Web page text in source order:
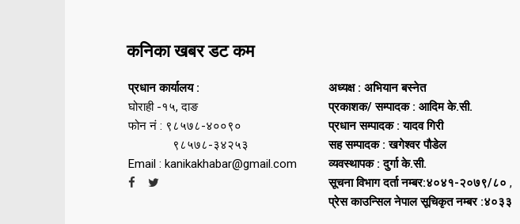
कनिका खबर डट कम
प्रधान कार्यालय :
घोराही -१५, दाङ
फोन नं : ९८५७८-४००९०
९८५७८-३४२५३
Email : kanikakhabar@gmail.com
अध्यक्ष : अभियान बस्नेत
प्रकाशक/ सम्पादक : आदिम के.सी.
प्रधान सम्पादक : यादव गिरी
सह सम्पादक : खगेश्वर पौडेल
व्यवस्थापक : दुर्गा के.सी.
सूचना विभाग दर्ता नम्बर:४०४१-२०७९/८० ,
प्रेस काउन्सिल नेपाल सूचिकृत नम्बर :४०३३